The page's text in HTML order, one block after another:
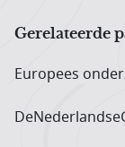
Gerelateerde
Europees